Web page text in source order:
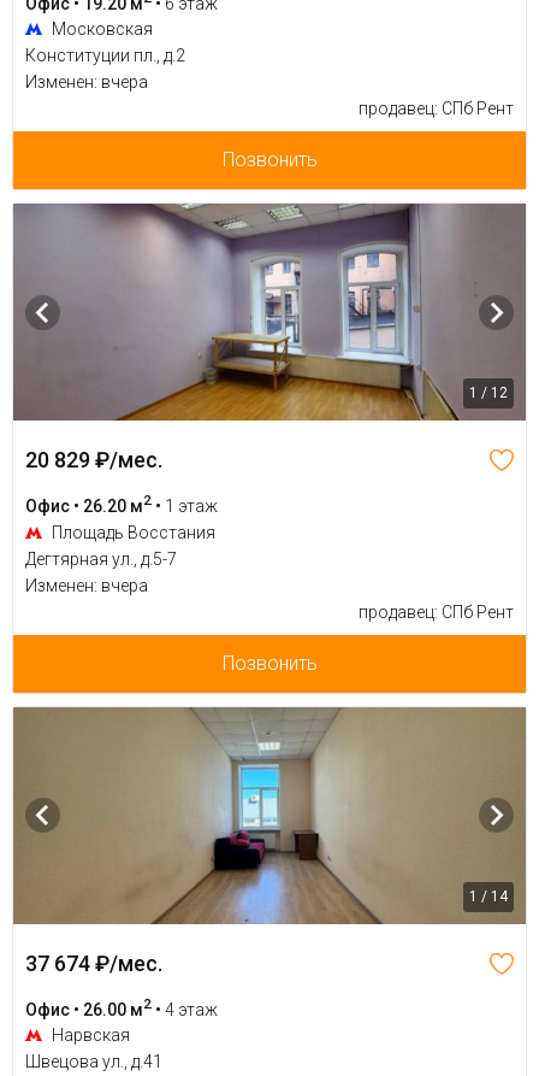
Московская
Конституции пл., д.2
Изменен: вчера
продавец: СПб Рент
Позвонить
1 / 12
20 829 ₽/мес.
Офис • 26.20 м2 • 1 этаж
Площадь Восстания
Дегтярная ул., д.5-7
Изменен: вчера
продавец: СПб Рент
Позвонить
1 / 14
37 674 ₽/мес.
Офис • 26.00 м2 • 4 этаж
Нарвская
Швецова ул., д.41